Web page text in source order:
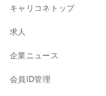
キャリコネトップ
求人
企業ニュース
会員ID管理